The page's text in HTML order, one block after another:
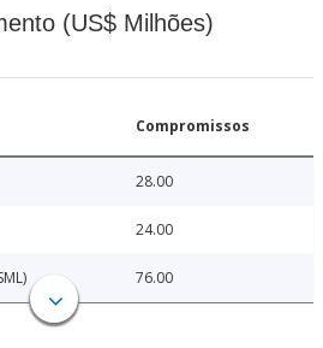
(US$ Milhões)
Compromissos
28.00
24.00
76.00